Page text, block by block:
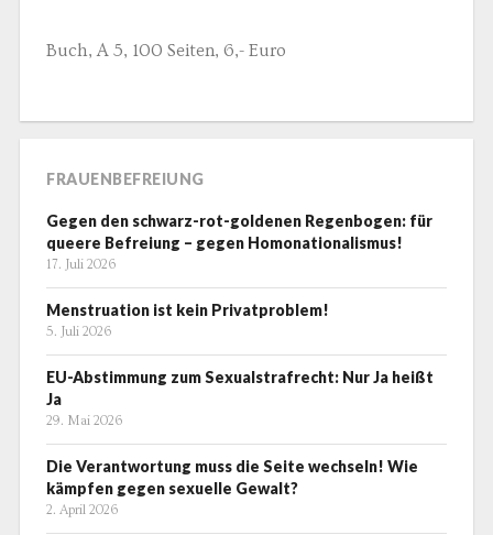
Buch, A 5, 100 Seiten, 6,- Euro
FRAUENBEFREIUNG
Gegen den schwarz-rot-goldenen Regenbogen: für
queere Befreiung – gegen Homonationalismus!
17. Juli 2026
Menstruation ist kein Privatproblem!
5. Juli 2026
EU-Abstimmung zum Sexualstrafrecht: Nur Ja heißt
Ja
29. Mai 2026
Die Verantwortung muss die Seite wechseln! Wie
kämpfen gegen sexuelle Gewalt?
2. April 2026